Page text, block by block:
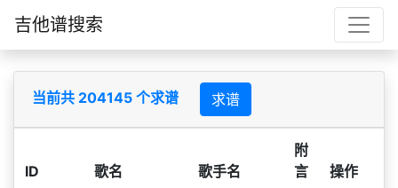
吉他谱搜索
当前共 204145 个求谱 求谱
ID 歌名 歌手名
附
言
操作